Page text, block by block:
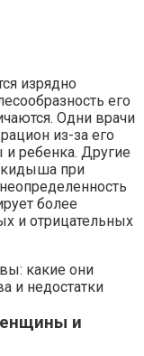
изрядно
его
Одни врачи
из-за его
ребенка. Другие
при
более
и отрицательных
какие они
и недостатки
и